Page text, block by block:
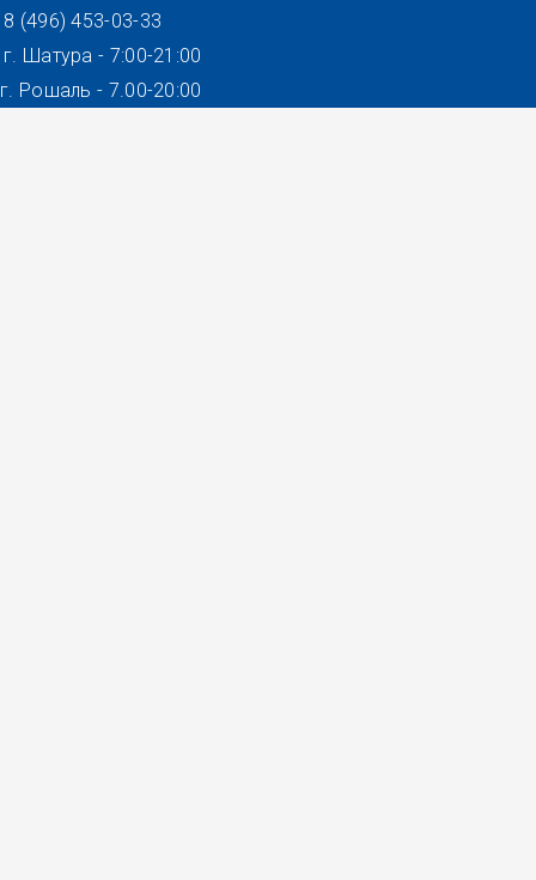
8 (496) 453-03-33
г. Шатура - 7:00-21:00
г. Рошаль - 7.00-20:00